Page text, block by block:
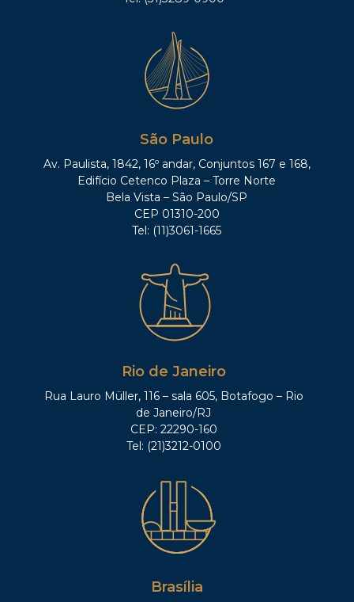
São Paulo
Av. Paulista, 1842, 16º andar, Conjuntos 167 e 168,
Edifício Cetenco Plaza – Torre Norte
Bela Vista – São Paulo/SP
CEP 01310-200
Tel: (11)3061-1665
Rio de Janeiro
Rua Lauro Müller, 116 – sala 605, Botafogo – Rio
de Janeiro/RJ
CEP: 22290-160
Tel: (21)3212-0100
Brasília